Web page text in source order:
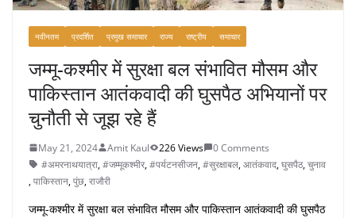
नवीनतम प्रदर्शित प्रमुख समाचार राज्य राष्ट्रीय समाचार
जम्मू-कश्मीर में सुरक्षा बल संभावित मौसम और
पाकिस्तान आतंकवादी की घुसपैठ अभियानों पर
चुनौती से जूझ रहे हैं
May 21, 2024 Amit Kaul 226 Views
0 Comments
#अमरनाथयात्रा,#जम्मूकश्मीर,#पर्यटनसीजन,#सुरक्षाबल,आतंकवाद,घुसपैठ,चुनाव
,पाकिस्तान,पुंछ,राजौरी
जम्मू-कश्मीर में सुरक्षा बल संभावित मौसम और पाकिस्तान आतंकवादी की घुसपैठ